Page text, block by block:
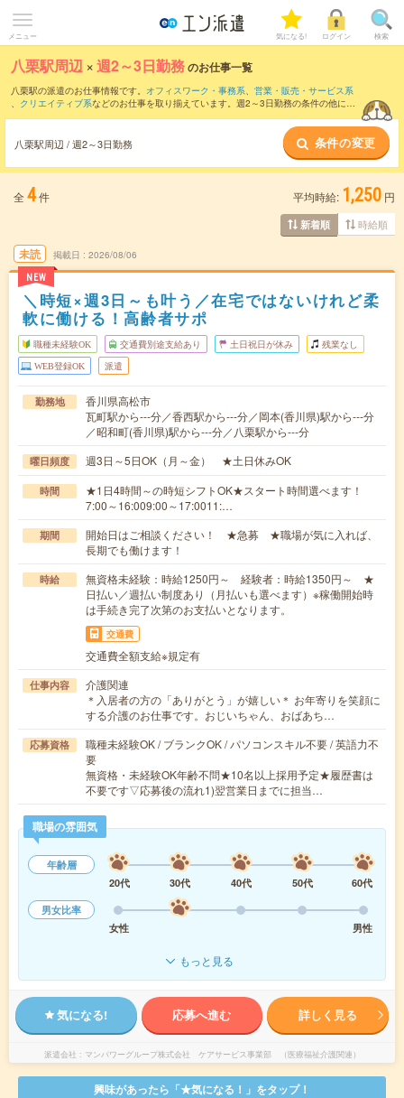
メニュー 気になる! ログイン 検索
八栗駅周辺 ×週2～3日勤務のお仕事一覧
八栗駅の派遣のお仕事情報です。 オフィスワーク・事務系、 営業・販売・サービス系
、 クリエイティブ系などのお仕事を取り揃えています。週2～3日勤務の条件の他に、
八栗駅周辺 / 週2～3日勤務 条件の変更
全 4件 平均時給: 1,250 円
新着順 時給順
未読
NEW
掲載日 2026/08/06
＼時短×週3日～も叶う／在宅ではないけれど柔
軟に働ける！高齢者サポ
職種未経験OK 交通費別途支給あり 土日祝日が休み 残業なし
WEB登録OK 派遣
勤務地
香川県高松市
瓦町駅から---分／香西駅から---分／岡本(香川県)駅から---分
／昭和町(香川県)駅から---分／八栗駅から---分
曜日頻度 週3日～5日OK（月～金） ★土日休みOK
時間
★1日4時間～の時短シフトOK★スタート時間選べます！
7:00～16:009:00～17:0011:…
期間
開始日はご相談ください！ ★急募 ★職場が気に入れば、
長期でも働けます！
時給
無資格未経験：時給1250円～ 経験者：時給1350円～ ★
日払い／週払い制度あり（月払いも選べます）※稼働開始時
は手続き完了次第のお支払いとなります。
交通費
交通費全額支給※規定有
仕事内容
介護関連
＊入居者の方の「ありがとう」が嬉しい＊ お年寄りを笑顔に
する介護のお仕事です。おじいちゃん、おばあち…
応募資格
職種未経験OK / ブランクOK / パソコンスキル不要 / 英語力不
要
無資格・未経験OK年齢不問★10名以上採用予定★履歴書は
不要です▽応募後の流れ1)翌営業日までに担当…
職場の雰囲気
年齢層
20代
30代 40代 50代
60代
男女比率
女性
男性
もっと見る
気になる! 応募へ進む 詳しく見る
派遣会社 マンパワーグループ株式会社 ケアサービス事業部 （医療福祉介護関連）
興味があったら「★気になる！」をタップ！